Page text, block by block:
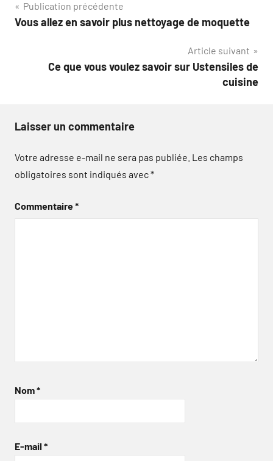
Navigation
de
Publication précédente
Vous allez en savoir plus nettoyage de moquette
Article suivant
Ce que vous voulez savoir sur Ustensiles de
cuisine
Laisser un commentaire
Votre adresse e-mail ne sera pas publiée. Les champs
obligatoires sont indiqués avec*
Commentaire*
Nom*
E-mail *